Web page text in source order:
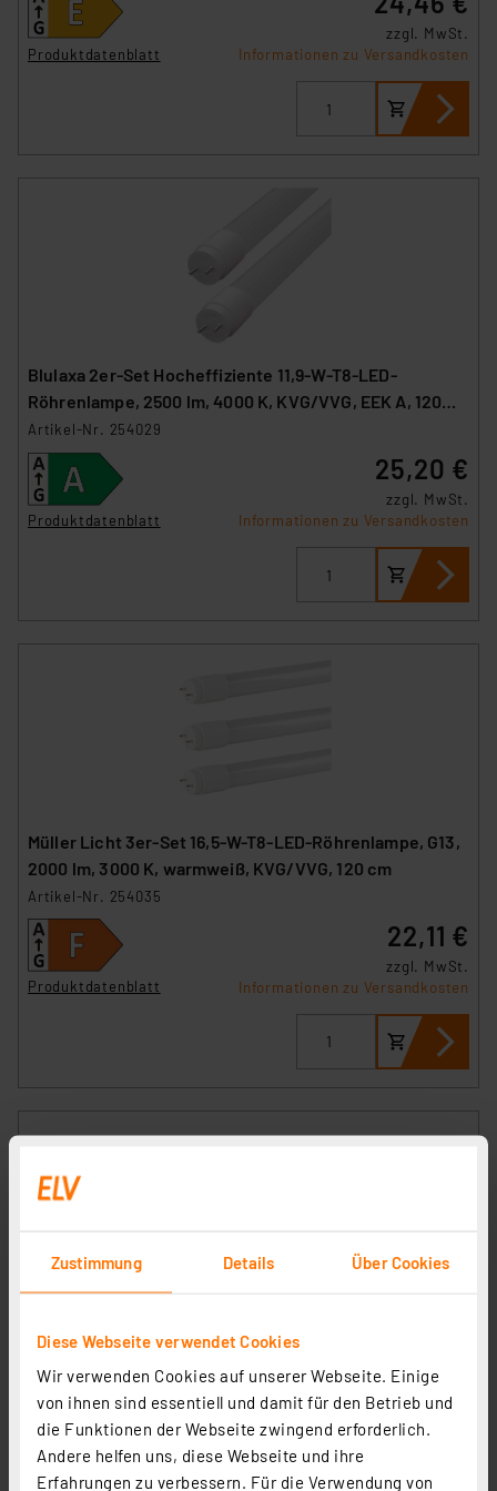
Zustimmung Details Über Cookies
Diese Webseite verwendet Cookies
Wir verwenden Cookies auf unserer Webseite. Einige
von ihnen sind essentiell und damit für den Betrieb und
die Funktionen der Webseite zwingend erforderlich.
Andere helfen uns, diese Webseite und ihre
Erfahrungen zu verbessern. Für die Verwendung von
Produktdatenblatt
zzgl. MwSt.
Informationen zu Versandkosten
Blulaxa 2er-Set Hocheffiziente 11,9-W-T8-LED-
Röhrenlampe, 2500 lm, 4000 K, KVG/VVG, EEK A, 120
cm
Artikel-Nr. 254029
Produktdatenblatt
25,20 €
zzgl. MwSt.
Informationen zu Versandkosten
Müller Licht 3er-Set 16,5-W-T8-LED-Röhrenlampe, G13,
2000 lm, 3000 K, warmweiß, KVG/VVG, 120 cm
Artikel-Nr. 254035
Produktdatenblatt
22,11 €
zzgl. MwSt.
Informationen zu Versandkosten
Philips 3er-Set 15,5-W-T8-LED-Röhrenlampe LEDtube
Artikel-Nr. 254085
Produktdatenblatt
zzgl. MwSt.